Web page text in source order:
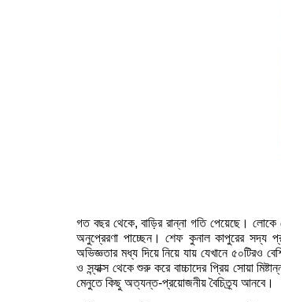
গত বছর থেকে,বাড়ির রান্না গতি পেয়েছে। লোকে
অনুপ্রেরণা পাচ্ছেন। শেফ কুনাল কাপুরের সদ্য
অভিজ্ঞতার মধ্য দিয়ে নিয়ে যায় যেখানে ৫০টিরও
ও স্ন্যাক্স থেকে শুরু করে বাচ্চাদের প্রিয় সোয়া
মেনুতে কিছু অত্যন্ত-প্রয়োজনীয় বৈচিত্র্য আনবে।